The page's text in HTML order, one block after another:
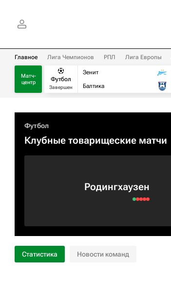
Главное Лига Чемпионов РПЛ Лига Европы
Матч-
центр
Футбол
Завершен
Зенит
Балтика
Футбол
Клубные товарищеские матчи
Родингхаузен
Статистика Новости команд